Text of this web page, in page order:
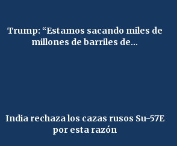
Trump: “Estamos sacando miles de
millones de barriles de...
India rechaza los cazas rusos Su-57E
por esta razón